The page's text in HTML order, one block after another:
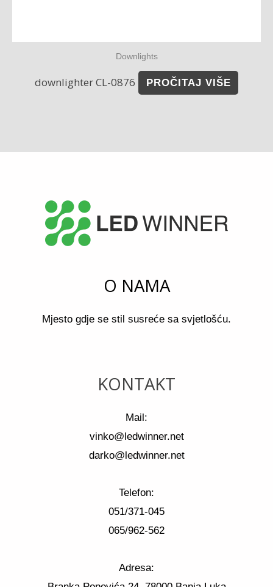
Downlights
downlighter CL-0876 PROČITAJ VIŠE
O NAMA
Mjesto gdje se stil susreće sa svjetlošću.
KONTAKT
Mail:
vinko@ledwinner.net
darko@ledwinner.net
Telefon:
051/371-045
065/962-562
Adresa: